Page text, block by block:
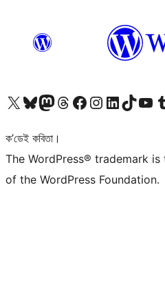
আমাৰ X (আগৰ Twitter) একাউণ্টলৈ যাওকআমাৰ Bluesky একাউণ্টলৈ যাওকআমাৰ Mastodon একাউণ্টলৈ যাওকআমাৰ Threads একাউণ্টলৈ যাওকআমাৰ Facebook পৃষ্ঠালৈ যাওকআমাৰ Instagram একাউণ্টলৈ যাওকআমাৰ LinkedIn একাউণ্টলৈ যাওকআমাৰ TikTok একাউণ্টলৈ যাওকআমাৰ YouTube চেনেললৈ যাওক
আমাৰ
ক’ডেই কবিতা।
The WordPress® trademark
of the WordPress Foundation.